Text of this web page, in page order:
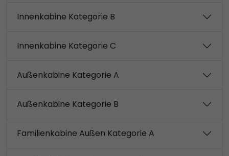
Innenkabine Kategorie B
Innenkabine Kategorie C
Außenkabine Kategorie A
Außenkabine Kategorie B
Familienkabine Außen Kategorie A